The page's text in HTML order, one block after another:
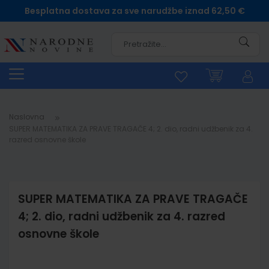
Besplatna dostava za sve narudžbe iznad 62,50 €
Naslovna
SUPER MATEMATIKA ZA PRAVE TRAGAČE
4; 2. dio, radni udžbenik za 4. razred
osnovne škole